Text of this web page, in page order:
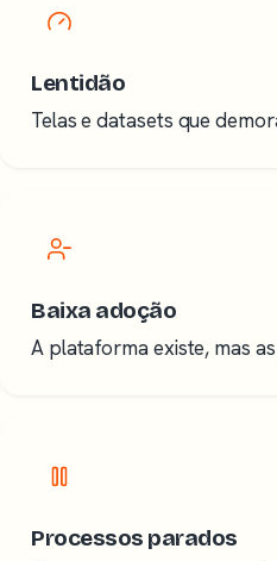
Lentidão
Telas e datasets que
Baixa adoção
A plataforma existe, mas
Processos parados